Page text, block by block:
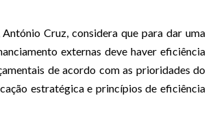
Cruz, considera que para dar uma
externas deve haver eficiência
de acordo com as prioridades do
estratégica e princípios de eficiência